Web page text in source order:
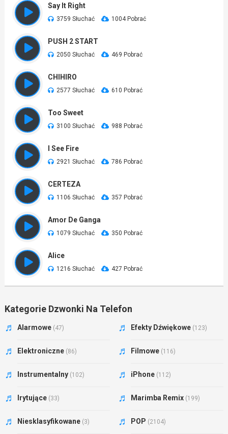
Say It Right
3759 Słuchać 1004 Pobrać
PUSH 2 START
2050 Słuchać 469 Pobrać
CHIHIRO
2577 Słuchać 610 Pobrać
Too Sweet
3100 Słuchać 988 Pobrać
I See Fire
2921 Słuchać 786 Pobrać
CERTEZA
1106 Słuchać 357 Pobrać
Amor De Ganga
1079 Słuchać 350 Pobrać
Alice
1216 Słuchać 427 Pobrać
Kategorie Dzwonki Na Telefon
Alarmowe (47) Efekty Dźwiękowe (123)
Elektroniczne (86) Filmowe (116)
Instrumentalny (102) iPhone (112)
Irytujące (33) Marimba Remix (199)
Niesklasyfikowane (3) POP (2104)